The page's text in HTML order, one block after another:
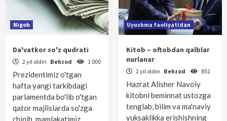
Nigoh
Da'vatkor so'z qudrati
2 yil oldin Behzod 1 000
Prezidentimiz o'tgan
hafta yangi tarkibdagi
parlamentda bo'lib o'tgan
qator majlislarda so'zga
chiqib, mamlakatimiz
Uyushma faoliyatidan
Kitob – oftobdan qalblar
nurlanar
2 yil oldin Behzod 851
Hazrat Alisher Navoiy
kitobni beminnat ustozga
tenglab, bilim va ma'naviy
yuksaklikka erishishning